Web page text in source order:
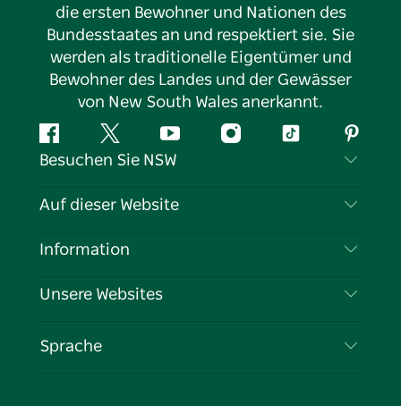
die ersten Bewohner und Nationen des
Bundesstaates an und respektiert sie. Sie
werden als traditionelle Eigentümer und
Bewohner des Landes und der Gewässer
von New South Wales anerkannt.
FacebookTwitter YouTubeInstagramTikTok
Besuchen Sie NSW
Kontaktieren Sie uns
Cookie-Hinweis
Auf dieser Website
Reiseziele
Veranstaltungen
Information
Reiseinformationen
Unternehmen in NSW
Unsere Websites
Sprache